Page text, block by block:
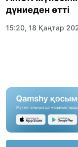
дүниеден өтті
15:20, 18 Қаңтар